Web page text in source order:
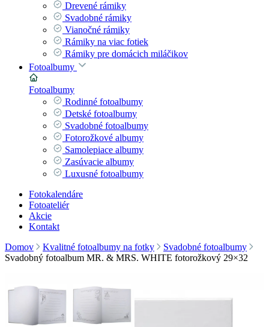
Drevené rámiky
Svadobné rámiky
Vianočné rámiky
Rámiky na viac fotiek
Rámiky pre domácich miláčikov
Fotoalbumy
Fotoalbumy
Rodinné fotoalbumy
Detské fotoalbumy
Svadobné fotoalbumy
Fotorožkové albumy
Samolepiace albumy
Zasúvacie albumy
Luxusné fotoalbumy
Fotokalendáre
Fotoateliér
Akcie
Kontakt
Domov
Kvalitné fotoalbumy na fotky
Svadobné fotoalbumy
Svadobný fotoalbum MR. & MRS. WHITE fotorožkový 29×32